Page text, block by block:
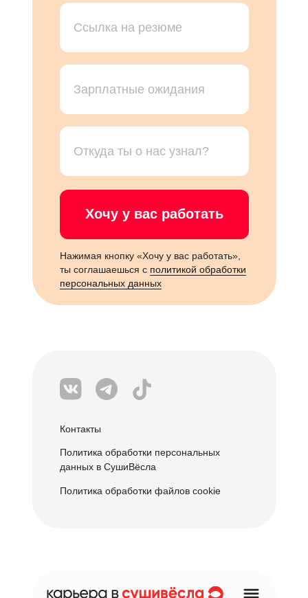
Нажимая кнопку «Хочу у вас работать»,
ты соглашаешься с политикой обработки
персональных данных
Хочу у вас работать
Контакты
Политика обработки персональных
данных в СушиВёсла
Политика обработки файлов cookie